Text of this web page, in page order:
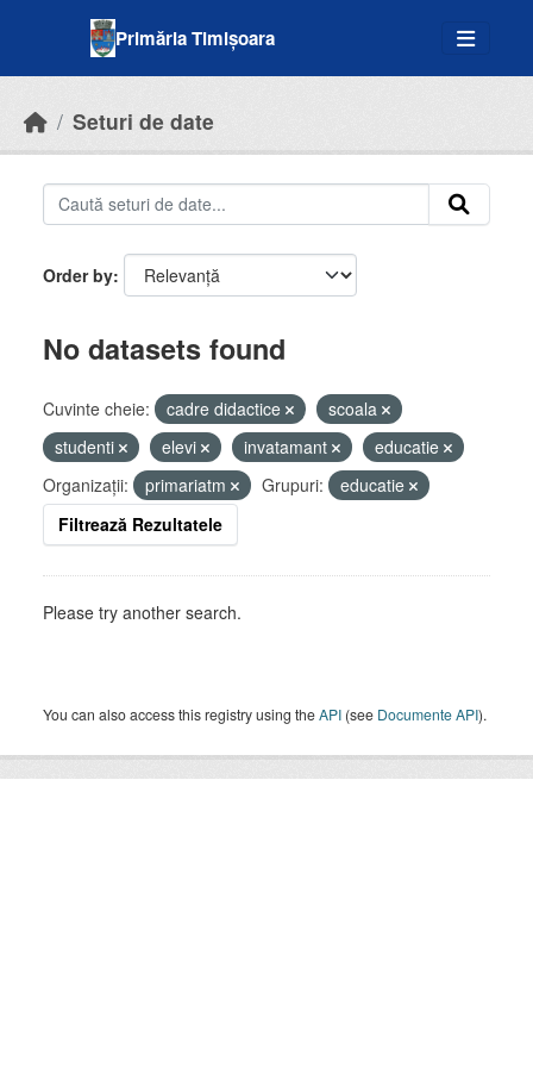
Primăria Timișoara
Seturi de date
Order by
No datasets found
Cuvinte cheie: cadre didactice
scoala
studenti
elevi invatamant
educatie
Organizații:
primariatm Grupuri:
educatie
Filtrează Rezultatele
Please try another search.
You can also access this registry using theAPI (see Documente API).